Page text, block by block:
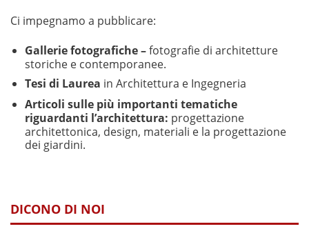
Ci impegnamo a pubblicare:
Gallerie fotografiche –fotografie di architetture
storiche e contemporanee.
Tesi di Laurea in Architettura e Ingegneria
Articoli sulle più importanti tematiche
riguardanti l’architettura: progettazione
architettonica, design, materiali e la progettazione
dei giardini.
DICONO DI NOI